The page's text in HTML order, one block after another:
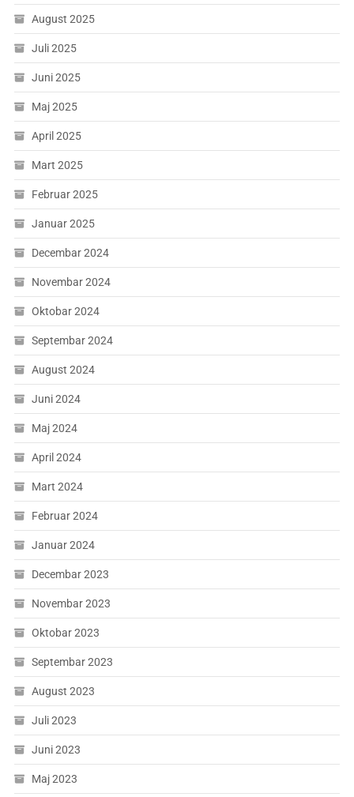
August 2025
Juli 2025
Juni 2025
Maj 2025
April 2025
Mart 2025
Februar 2025
Januar 2025
Decembar 2024
Novembar 2024
Oktobar 2024
Septembar 2024
August 2024
Juni 2024
Maj 2024
April 2024
Mart 2024
Februar 2024
Januar 2024
Decembar 2023
Novembar 2023
Oktobar 2023
Septembar 2023
August 2023
Juli 2023
Juni 2023
Maj 2023